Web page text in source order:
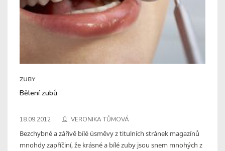
ZUBY
Bělení zubů
18.09.2012 VERONIKA TŮMOVÁ
Bezchybné a zářivě bílé úsměvy z titulních stránek magazínů
mnohdy zapříčiní, že krásné a bílé zuby jsou snem mnohých z